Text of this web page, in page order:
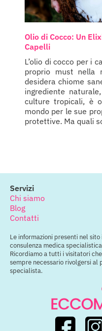
Olio di Cocco: Un
Capelli
L’olio di cocco per i
proprio must nella
desidera chiome
ingrediente
culture tropicali, è
mondo per le sue
protettive. Ma quali
Servizi
Chi siamo
Blog
Contatti
Le informazioni presenti nel
consulenza medica
Ricordiamo a tutti i visitatori
sempre necessario rivolgersi al
specialista.